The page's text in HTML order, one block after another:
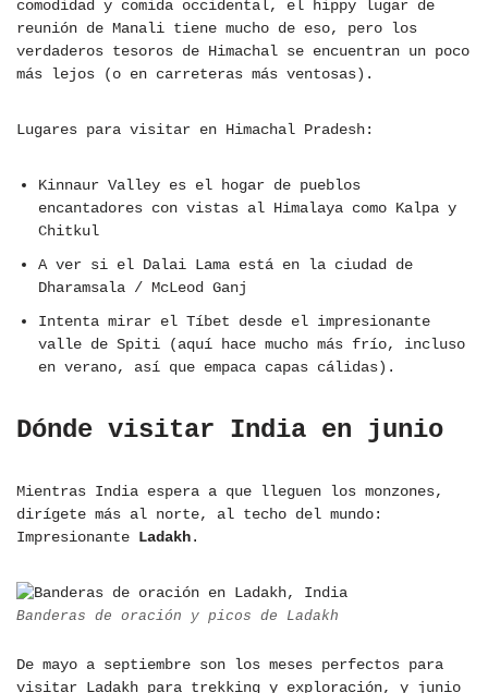
comodidad y comida occidental, el hippy lugar de
reunión de Manali tiene mucho de eso, pero los
verdaderos tesoros de Himachal se encuentran un poco
más lejos (o en carreteras más ventosas).
Lugares para visitar en Himachal Pradesh:
Kinnaur Valley es el hogar de pueblos
encantadores con vistas al Himalaya como Kalpa y
Chitkul
A ver si el Dalai Lama está en la ciudad de
Dharamsala / McLeod Ganj
Intenta mirar el Tíbet desde el impresionante
valle de Spiti (aquí hace mucho más frío, incluso
en verano, así que empaca capas cálidas).
Dónde visitar India en junio
Mientras India espera a que lleguen los monzones,
dirígete más al norte, al techo del mundo:
Impresionante Ladakh.
Banderas de oración y picos de Ladakh
De mayo a septiembre son los meses perfectos para
visitar Ladakh para trekking y exploración, y junio